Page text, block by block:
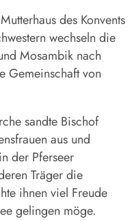
des Konvents
wechseln die
Mosambik nach
Gemeinschaft von
sandte Bischof
aus und
der Pferseer
Träger die
ihnen viel Freude
gelingen möge.